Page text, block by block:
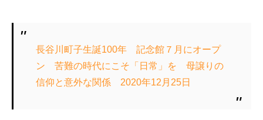
長谷川町子生誕100年 記念館７月にオープ
ン 苦難の時代にこそ「日常」を 母譲りの
信仰と意外な関係 2020年12月25日